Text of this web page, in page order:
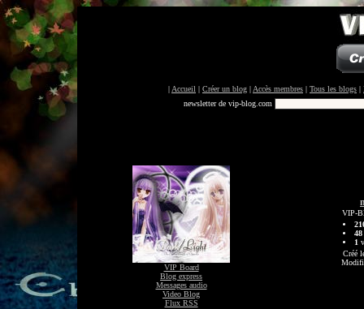
| Accueil | Créer un blog | Accès membres | Tous les blogs |
newsletter de vip-blog.com
VIP Board
Blog express
Messages audio
Video Blog
Flux RSS
VIP-
48
1
Créé